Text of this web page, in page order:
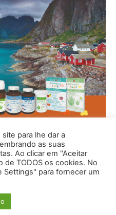
and Designed By
para lhe dar a
as suas
Ao clicar em "Aceitar
de TODOS os cookies. No
para fornecer um